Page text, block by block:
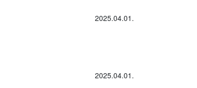
2025.04.01.
2025.04.01.